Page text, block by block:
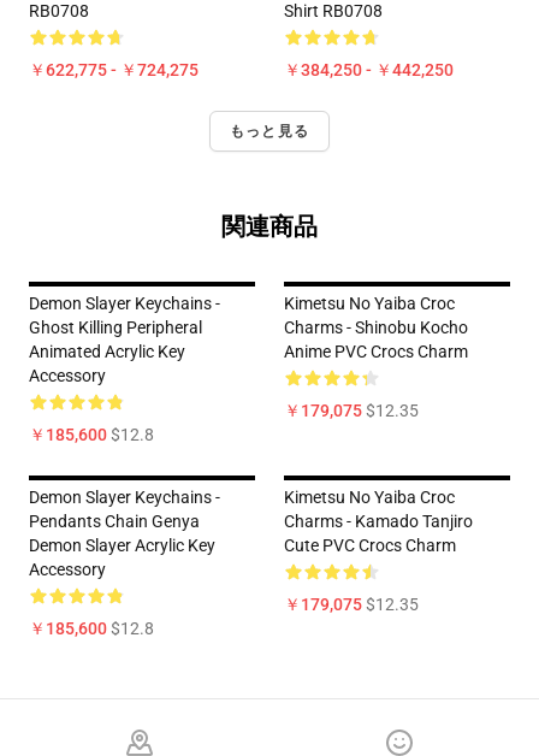
RB0708
￥622,775 - ￥724,275
Shirt RB0708
￥384,250 - ￥442,250
もっと見る
関連商品
Demon Slayer Keychains -
Ghost Killing Peripheral
Animated Acrylic Key
Accessory
￥185,600$12.8
Kimetsu No Yaiba Croc
Charms - Shinobu Kocho
Anime PVC Crocs Charm
￥179,075$12.35
Demon Slayer Keychains -
Pendants Chain Genya
Demon Slayer Acrylic Key
Accessory
￥185,600$12.8
Kimetsu No Yaiba Croc
Charms - Kamado Tanjiro
Cute PVC Crocs Charm
￥179,075$12.35